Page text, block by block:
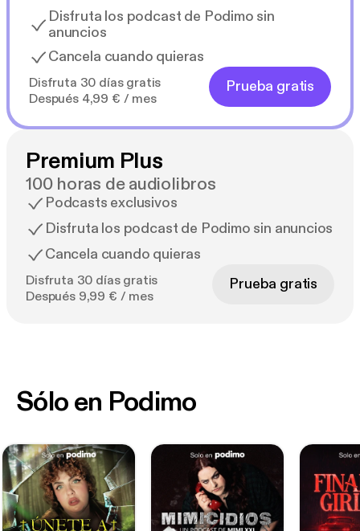
Disfruta los podcast de Podimo sin
anuncios
Cancela cuando quieras
Disfruta 30 días gratis
Después 4,99 € / mes
Prueba gratis
Premium Plus
100 horas de audiolibros
Podcasts exclusivos
Disfruta los podcast de Podimo sin anuncios
Cancela cuando quieras
Disfruta 30 días gratis
Después 9,99 € / mes
Prueba gratis
Sólo en Podimo